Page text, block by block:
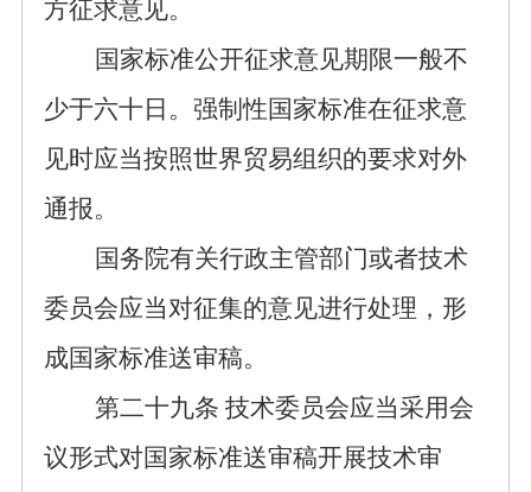
方征求意见。
国家标准公开征求意见期限一般不
少于六十日。 强制性国家标准在征求意
见时应当按照世界贸易组织的要求对外
通报。
国务院有关行政主管部门或者技术
委员会应当对征集的意见进行处理，形
成国家标准送审稿。
第二十九条 技术委员会应当采用会
议形式对国家标准送审稿开展技术审